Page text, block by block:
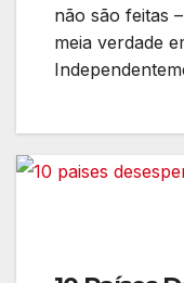
não são feitas
meia verdade